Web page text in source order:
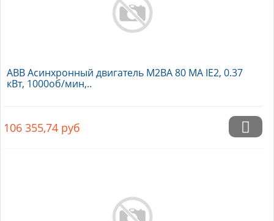
ABB Асинхронный двигатель M2BA 80 MA IE2, 0.37
кВт, 1000об/мин,..
106 355,74 руб